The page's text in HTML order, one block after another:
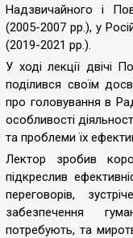
Надзвичайного і
(2005-2007 рр.), у
(2019-2021 рр.).
У ході лекції двічі
поділився своїм
про головування в
особливості
та проблеми їх
Лектор зробив
підкреслив
переговорів,
забезпечення
потребують, та